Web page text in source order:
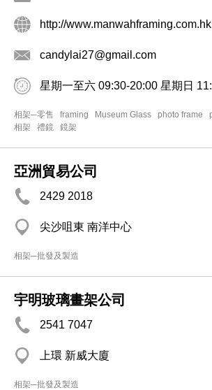
http://www.manwahframing.com.hk
candylai27@gmail.com
星期一至六 09:30-20:00 星期日
相架─零售 framing Museum Glass photo frame
相架
禮鏡 鏡架
亞洲貿易公司
2429 2018
尖沙咀東 南洋中心
相架─批發及製造
宇明玻璃畫架公司
2541 7047
上環 新威大廈
相架─批發及製造